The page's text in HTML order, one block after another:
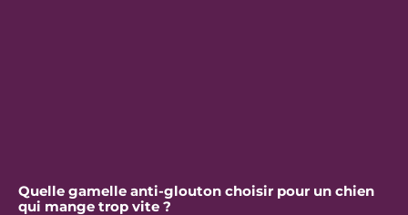
Quelle gamelle anti-glouton choisir pour un chien
qui mange trop vite ?